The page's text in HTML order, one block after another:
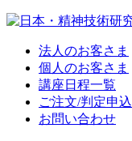
法人のお客さま
個人のお客さま
講座日程一覧
ご注文/判定申込
お問い合わせ